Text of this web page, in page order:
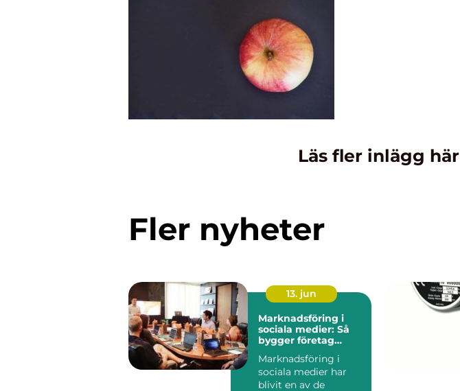
Läs fler inlägg här
Fler nyheter
13. jun
Marknadsföring i
sociala medier: Så
bygger företag
Marknadsföring i
sociala medier har
blivit en av de